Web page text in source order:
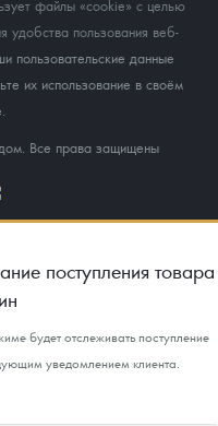
файлы «cookie» с целью
удобства пользования веб-
пользовательские данные
их использование в своём
Все права защищены
поступления товара
будет отслеживать поступление
уведомлением клиента.